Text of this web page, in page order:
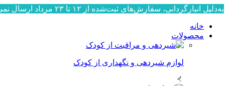
به‌دلیل انبارگردانی، سفارش‌های ثبت‌شده از ۱۲ تا ۲۳ مرداد ارسال نمی‌شوند. ارسال سفارش‌ها از ۲۴ مرداد به‌ترتیب ثبت، آغاز خواهد شد. از صبوری و همراهی شما سپاسگزاریم.
خانه
محصولات
لوازم شیردهی و نگهداری از کودک